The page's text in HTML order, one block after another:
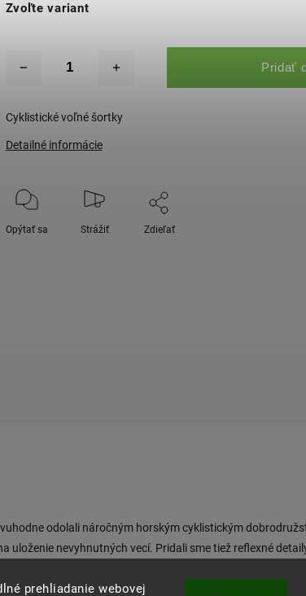
prehliadanie webovej
Zvoľte variant
Pridať
Cyklistické voľné šortky
Detailné informácie
Opýtať sa Strážiť Zdieľať
odolali náročným horským cyklistickým
nevyhnutných vecí. Pridali sme tiež reflexné
a štýlu.